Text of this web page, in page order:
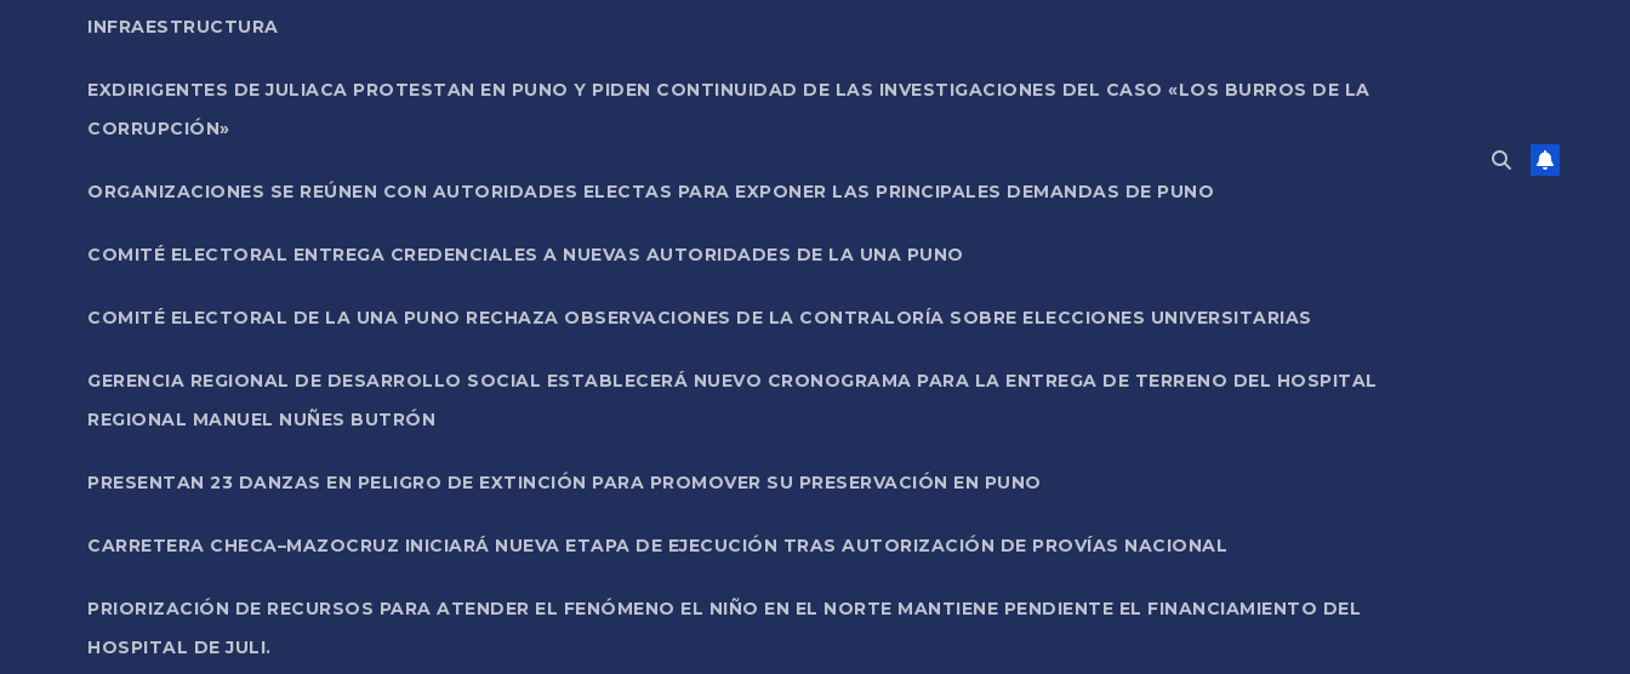
INFRAESTRUCTURA
EXDIRIGENTES DE JULIACA PROTESTAN EN PUNO Y PIDEN CONTINUIDAD DE LAS INVESTIGACIONES DEL CASO «LOS BURROS DE LA
CORRUPCIÓN»
ORGANIZACIONES SE REÚNEN CON AUTORIDADES ELECTAS PARA EXPONER LAS PRINCIPALES DEMANDAS DE PUNO
COMITÉ ELECTORAL ENTREGA CREDENCIALES A NUEVAS AUTORIDADES DE LA UNA PUNO
COMITÉ ELECTORAL DE LA UNA PUNO RECHAZA OBSERVACIONES DE LA CONTRALORÍA SOBRE ELECCIONES UNIVERSITARIAS
GERENCIA REGIONAL DE DESARROLLO SOCIAL ESTABLECERÁ NUEVO CRONOGRAMA PARA LA ENTREGA DE TERRENO DEL HOSPITAL
REGIONAL MANUEL NUÑES BUTRÓN
PRESENTAN 23 DANZAS EN PELIGRO DE EXTINCIÓN PARA PROMOVER SU PRESERVACIÓN EN PUNO
CARRETERA CHECA–MAZOCRUZ INICIARÁ NUEVA ETAPA DE EJECUCIÓN TRAS AUTORIZACIÓN DE PROVÍAS NACIONAL
PRIORIZACIÓN DE RECURSOS PARA ATENDER EL FENÓMENO EL NIÑO EN EL NORTE MANTIENE PENDIENTE EL FINANCIAMIENTO DEL
HOSPITAL DE JULI.